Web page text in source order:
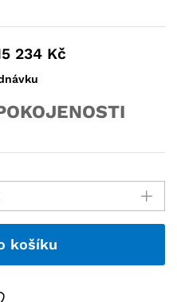
234 Kč
košíku